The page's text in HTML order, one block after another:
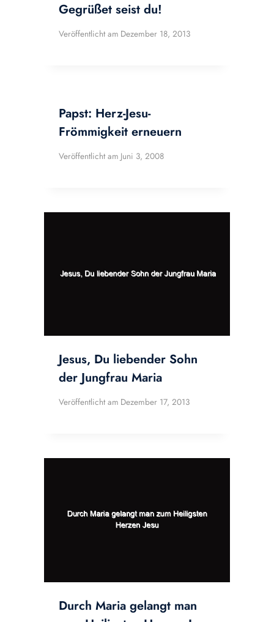
Gegrüßet seist du!
Veröffentlicht am Dezember 18, 2013
Papst: Herz-Jesu-
Frömmigkeit erneuern
Veröffentlicht am Juni 3, 2008
Jesus, Du liebender Sohn
der Jungfrau Maria
Veröffentlicht am Dezember 17, 2013
Durch Maria gelangt man